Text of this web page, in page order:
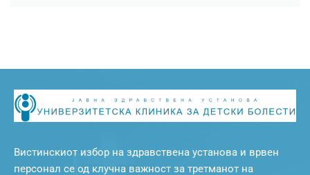
Вистинскиот избор на здравствена установа и врвен
персонал се од клучна важност за третманот на